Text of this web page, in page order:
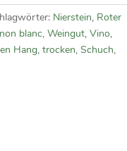
Nierstein, Roter
blanc, Weingut, Vino,
Hang, trocken, Schuch,